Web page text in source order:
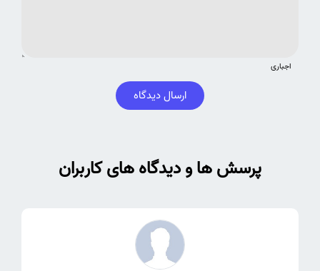
اجباری
ارسال دیدگاه
پرسش ها و دیدگاه های کاربران